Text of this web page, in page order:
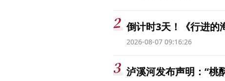
倒计时3天！《行进的
2026-08-07 09:16:26
泸溪河发布声明：“桃